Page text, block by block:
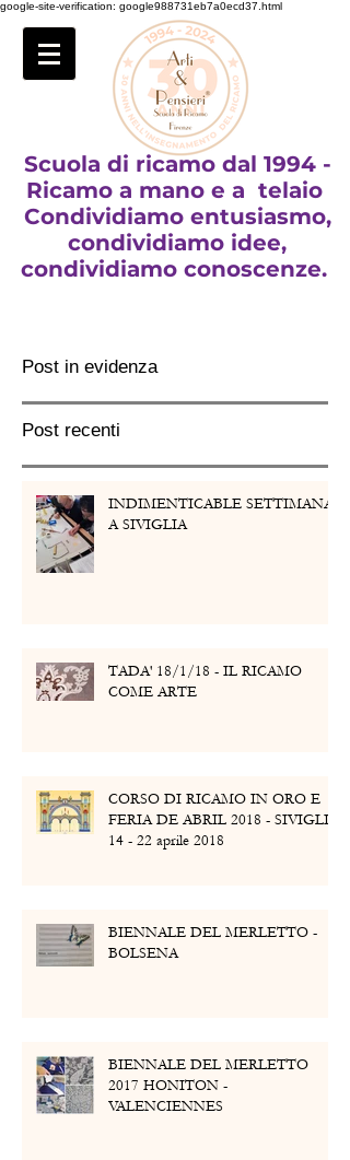
google-site-verification: google988731eb7a0ecd37.html
Scuola di ricamo dal 1994 -
Ricamo a mano e a telaio
Condividiamo entusiasmo,
condividiamo idee,
condividiamo conoscenze.
Post in evidenza
Post recenti
INDIMENTICABLE SETTIMANA
A SIVIGLIA
TADA' 18/1/18 - IL RICAMO
COME ARTE
CORSO DI RICAMO IN ORO E
FERIA DE ABRIL 2018 - SIVIGLIA
14 - 22 aprile 2018
BIENNALE DEL MERLETTO -
BOLSENA
BIENNALE DEL MERLETTO
2017 HONITON -
VALENCIENNES